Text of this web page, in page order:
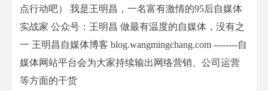
点行动吧） 我是王明昌，一名富有激情的95后自媒体
实战家 公众号：王明昌 做最有温度的自媒体，没有之
一 王明昌自媒体博客 blog.wangmingchang.com --------自
媒体网站平台会为大家持续输出网络营销、公司运营
等方面的干货